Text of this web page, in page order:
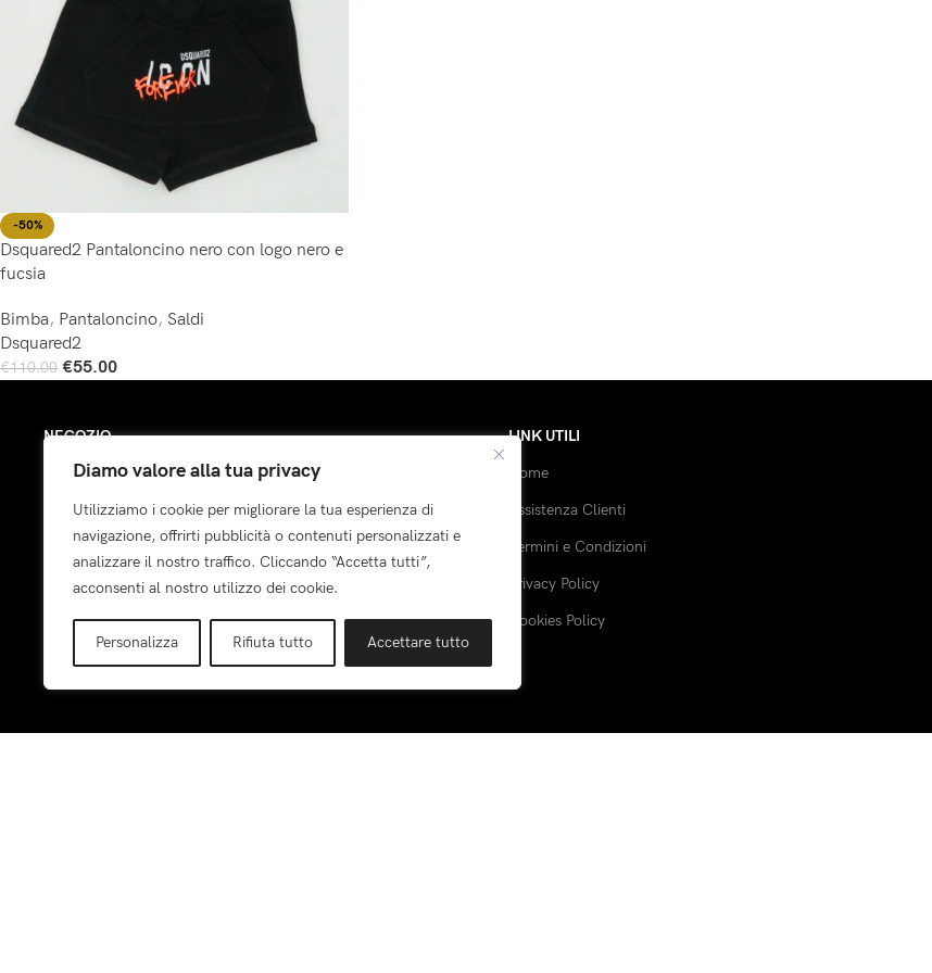
Diamo valore alla tua privacy
Utilizziamo i cookie per migliorare la tua esperienza di
navigazione, offrirti pubblicità o contenuti personalizzati e
analizzare il nostro traffico. Cliccando “Accetta tutti”,
acconsenti al nostro utilizzo dei cookie.
Personalizza Rifiuta tutto Accettare tutto
-50%
Dsquared2 Pantaloncino nero con logo nero e
fucsia
Bimba, Pantaloncino, Saldi
Dsquared2
€110.00 €55.00
NEGOZIO
Bimba
Bimbo
Ragazza
Ragazzo
Visita i Brand
LINK UTILI
Home
Assistenza Clienti
Termini e Condizioni
Privacy Policy
Cookies Policy